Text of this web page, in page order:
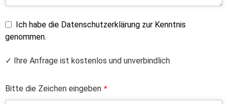
Ich habe die Datenschutzerklärung zur Kenntnis
genommen.
✓ Ihre Anfrage ist kostenlos und unverbindlich
Bitte die Zeichen eingeben *